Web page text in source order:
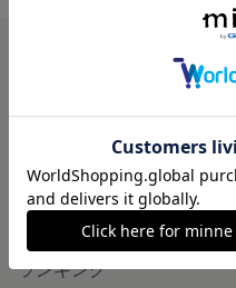
minneについて
minneで買いたい
作品をさがす
ショップをさがす
ランキング